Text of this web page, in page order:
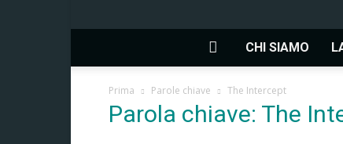
CHI SIAMO
Prima Parole chiave The Intercept
Parola chiave: The